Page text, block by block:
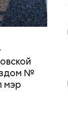
№
мэр